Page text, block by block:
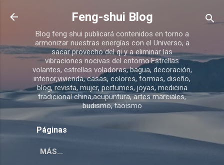
Ir al contenido principal
Feng-shui Blog
Blog feng shui publicará contenidos en torno a
armonizar nuestras energías con el Universo, a
sacar provecho del qi y a eliminar las
vibraciones nocivas del entorno.Estrellas
volantes, estrellas voladoras, bagua, decoración,
interior,vivienda, casas, colores, formas, diseño,
blog, revista, mujer, perfumes, joyas, medicina
tradicional china,acupuntura, artes marciales,
budismo, taoismo
Páginas
MÁS…